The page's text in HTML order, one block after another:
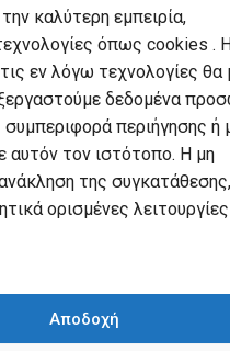
καλύτερη εμπειρία,
όπως cookies .
εν λόγω τεχνολογίες θα
δεδομένα
περιήγησης ή
αυτόν τον ιστότοπο. Η μη
της
ορισμένες
Αποδοχή